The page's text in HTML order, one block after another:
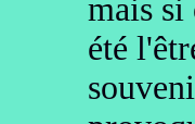
mais
été